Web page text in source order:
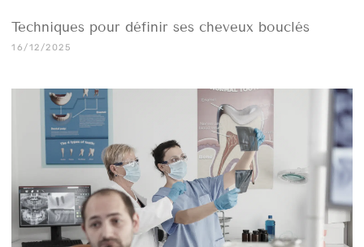
Techniques pour définir ses cheveux bouclés
16/12/2025